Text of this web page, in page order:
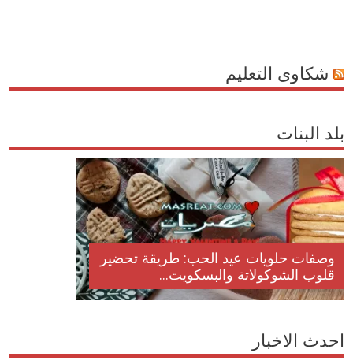
شكاوى التعليم
بلد البنات
وصفات حلويات عيد الحب: طريقة تحضير
قلوب الشوكولاتة والبسكويت...
احدث الاخبار